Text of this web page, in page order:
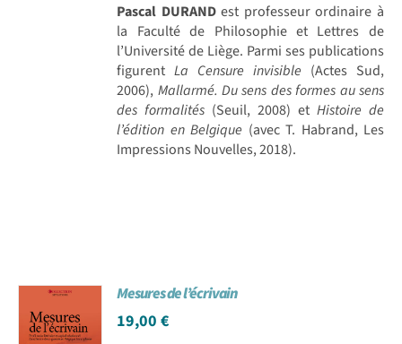
Pascal DURANDest professeur ordinaire à
la Faculté de Philosophie et Lettres de
l’Université de Liège. Parmi ses publications
figurent La Censure invisible (Actes Sud,
2006), Mallarmé. Du sens des formes au sens
des formalités (Seuil, 2008) etHistoire de
l’édition en Belgique (avec T. Habrand, Les
Impressions Nouvelles, 2018).
Mesures de l’écrivain
19,00€